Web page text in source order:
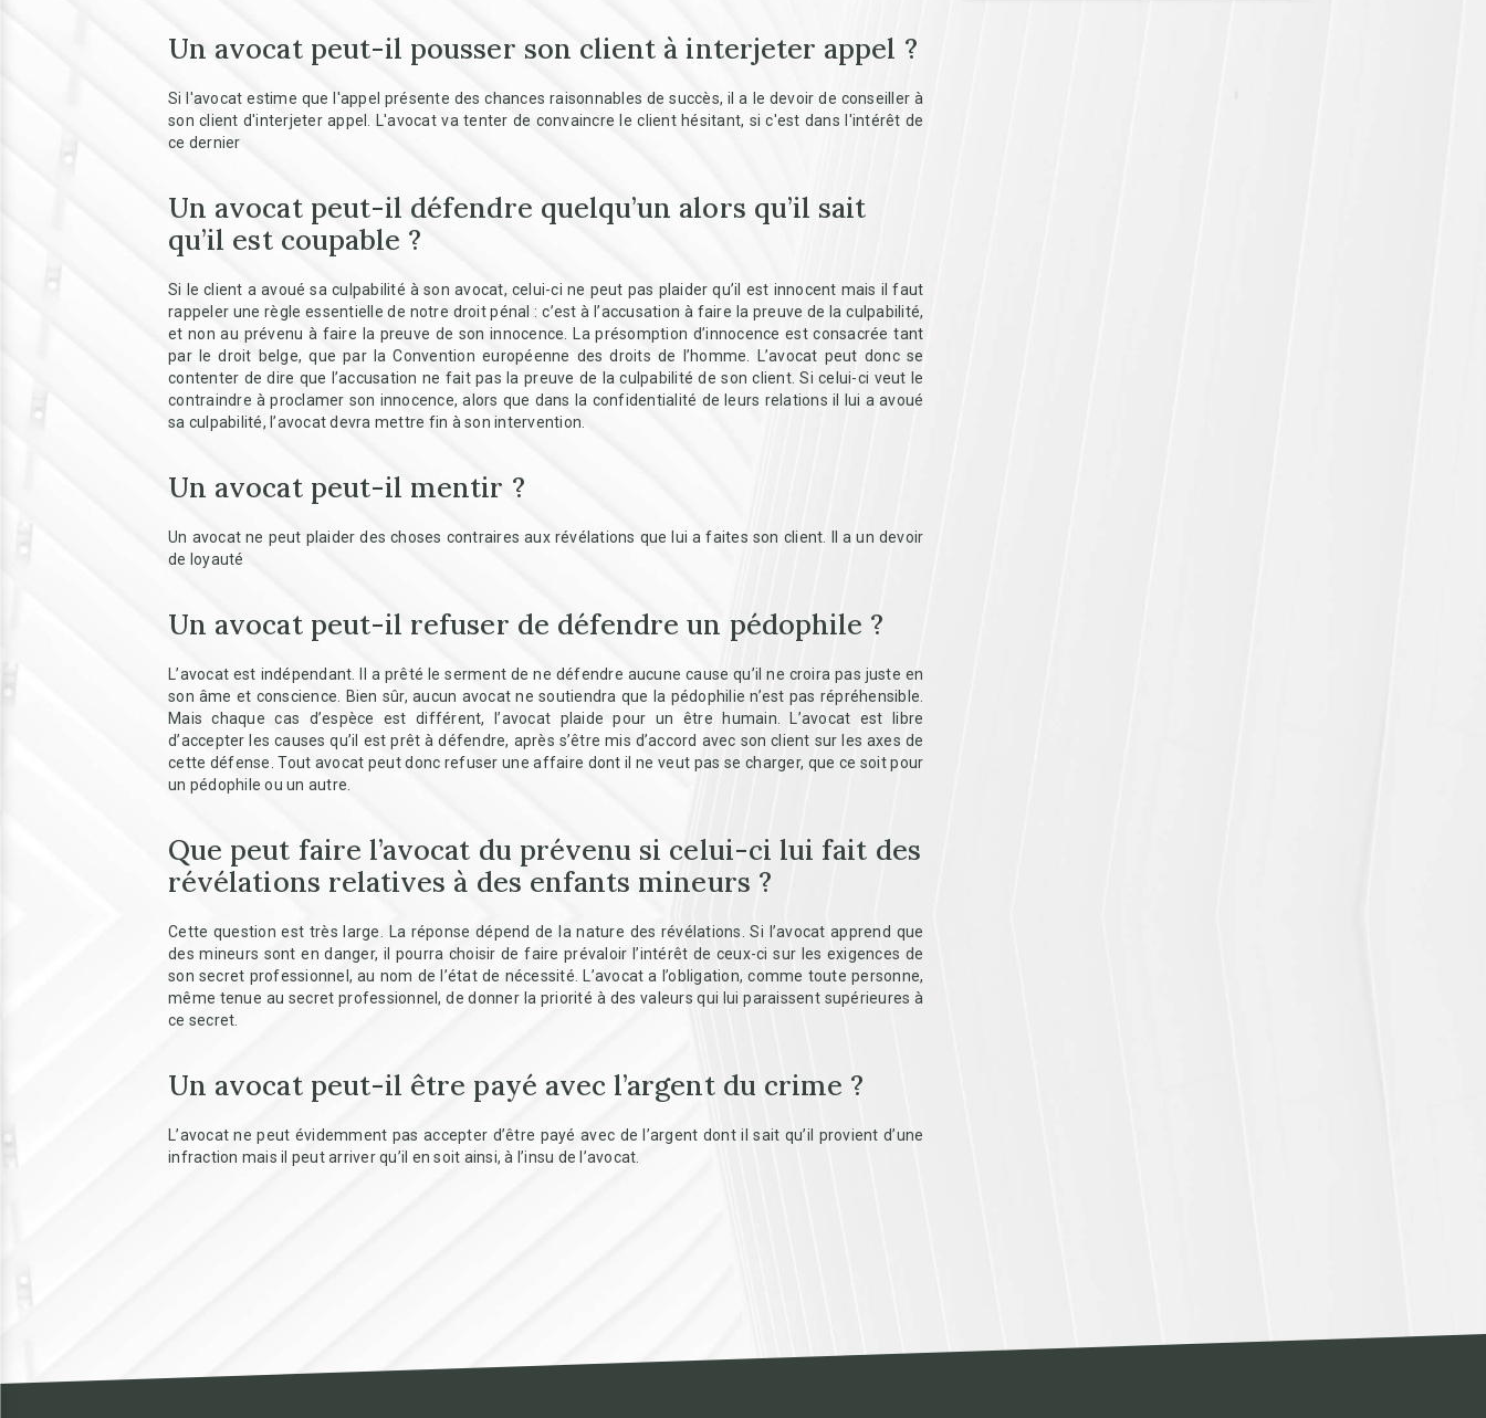
Un avocat peut-il pousser son client à interjeter appel ?
Si l'avocat estime que l'appel présente des chances raisonnables de succès, il a le devoir de conseiller à
son client d'interjeter appel. L'avocat va tenter de convaincre le client hésitant, si c'est dans l'intérêt de
ce dernier
Un avocat peut-il défendre quelqu’un alors qu’il sait
qu’il est coupable ?
Si le client a avoué sa culpabilité à son avocat, celui-ci ne peut pas plaider qu’il est innocent mais il faut
rappeler une règle essentielle de notre droit pénal : c’est à l’accusation à faire la preuve de la culpabilité,
et non au prévenu à faire la preuve de son innocence. La présomption d’innocence est consacrée tant
par le droit belge, que par la Convention européenne des droits de l’homme. L’avocat peut donc se
contenter de dire que l’accusation ne fait pas la preuve de la culpabilité de son client. Si celui-ci veut le
contraindre à proclamer son innocence, alors que dans la confidentialité de leurs relations il lui a avoué
sa culpabilité, l’avocat devra mettre fin à son intervention.
Un avocat peut-il mentir ?
Un avocat ne peut plaider des choses contraires aux révélations que lui a faites son client. Il a un devoir
de loyauté
Un avocat peut-il refuser de défendre un pédophile ?
L’avocat est indépendant. Il a prêté le serment de ne défendre aucune cause qu’il ne croira pas juste en
son âme et conscience. Bien sûr, aucun avocat ne soutiendra que la pédophilie n’est pas répréhensible.
Mais chaque cas d’espèce est différent, l’avocat plaide pour un être humain. L’avocat est libre
d’accepter les causes qu’il est prêt à défendre, après s’être mis d’accord avec son client sur les axes de
cette défense. Tout avocat peut donc refuser une affaire dont il ne veut pas se charger, que ce soit pour
un pédophile ou un autre.
Que peut faire l’avocat du prévenu si celui-ci lui fait des
révélations relatives à des enfants mineurs ?
Cette question est très large. La réponse dépend de la nature des révélations. Si l’avocat apprend que
des mineurs sont en danger, il pourra choisir de faire prévaloir l’intérêt de ceux-ci sur les exigences de
son secret professionnel, au nom de l’état de nécessité. L’avocat a l’obligation, comme toute personne,
même tenue au secret professionnel, de donner la priorité à des valeurs qui lui paraissent supérieures à
ce secret.
Un avocat peut-il être payé avec l’argent du crime ?
L’avocat ne peut évidemment pas accepter d’être payé avec de l’argent dont il sait qu’il provient d’une
infraction mais il peut arriver qu’il en soit ainsi, à l’insu de l’avocat.